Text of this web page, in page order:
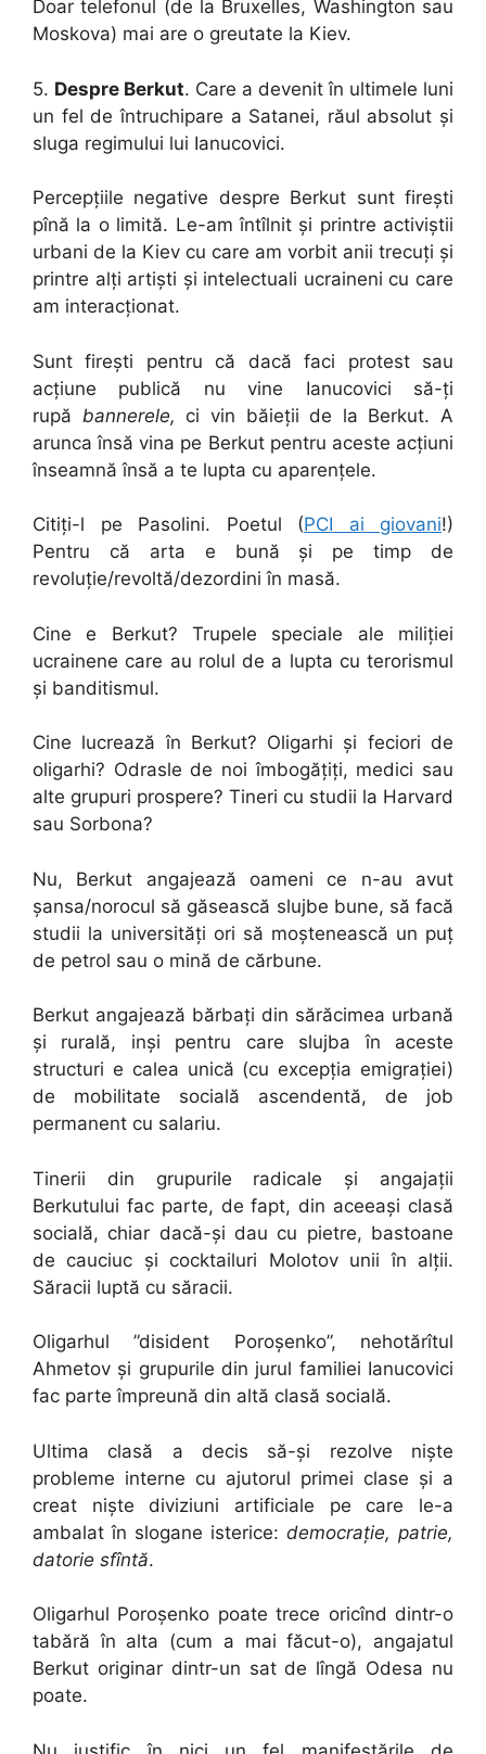
Doar telefonul (de la Bruxelles, Washington sau
Moskova) mai are o greutate la Kiev.
5. Despre Berkut. Care a devenit în ultimele luni
un fel de întruchipare a Satanei, răul absolut și
sluga regimului lui Ianucovici.
Percepțiile negative despre Berkut sunt firești
pînă la o limită. Le-am întîlnit și printre activiștii
urbani de la Kiev cu care am vorbit anii trecuți și
printre alți artiști și intelectuali ucraineni cu care
am interacționat.
Sunt firești pentru că dacă faci protest sau
acțiune publică nu vine Ianucovici să-ți
rupă bannerele, ci vin băieții de la Berkut. A
arunca însă vina pe Berkut pentru aceste acțiuni
înseamnă însă a te lupta cu aparențele.
Citiți-l pe Pasolini. Poetul (PCI ai giovani!)
Pentru că arta e bună și pe timp de
revoluție/revoltă/dezordini în masă.
Cine e Berkut? Trupele speciale ale miliției
ucrainene care au rolul de a lupta cu terorismul
și banditismul.
Cine lucrează în Berkut? Oligarhi și feciori de
oligarhi? Odrasle de noi îmbogățiți, medici sau
alte grupuri prospere? Tineri cu studii la Harvard
sau Sorbona?
Nu, Berkut angajează oameni ce n-au avut
șansa/norocul să găsească slujbe bune, să facă
studii la universități ori să moștenească un puț
de petrol sau o mină de cărbune.
Berkut angajează bărbați din sărăcimea urbană
și rurală, inși pentru care slujba în aceste
structuri e calea unică (cu excepția emigrației)
de mobilitate socială ascendentă, de job
permanent cu salariu.
Tinerii din grupurile radicale și angajații
Berkutului fac parte, de fapt, din aceeași clasă
socială, chiar dacă-și dau cu pietre, bastoane
de cauciuc și cocktailuri Molotov unii în alții.
Săracii luptă cu săracii.
Oligarhul ”disident Poroșenko”, nehotărîtul
Ahmetov și grupurile din jurul familiei Ianucovici
fac parte împreună din altă clasă socială.
Ultima clasă a decis să-și rezolve niște
probleme interne cu ajutorul primei clase și a
creat niște diviziuni artificiale pe care le-a
ambalat în slogane isterice: democrație, patrie,
datorie sfîntă.
Oligarhul Poroșenko poate trece oricînd dintr-o
tabără în alta (cum a mai făcut-o), angajatul
Berkut originar dintr-un sat de lîngă Odesa nu
poate.